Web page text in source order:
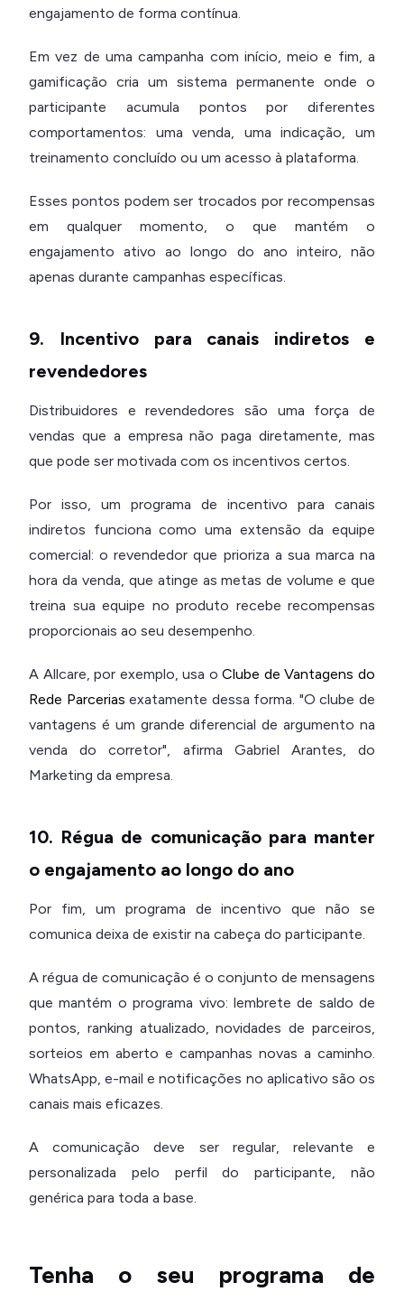
engajamento de forma contínua.
Em vez de uma campanha com início, meio e fim, a
gamificação cria um sistema permanente onde o
participante acumula pontos por diferentes
comportamentos: uma venda, uma indicação, um
treinamento concluído ou um acesso à plataforma.
Esses pontos podem ser trocados por recompensas
em qualquer momento, o que mantém o
engajamento ativo ao longo do ano inteiro, não
apenas durante campanhas específicas.
9. Incentivo para canais indiretos e
revendedores
Distribuidores e revendedores são uma força de
vendas que a empresa não paga diretamente, mas
que pode ser motivada com os incentivos certos.
Por isso, um programa de incentivo para canais
indiretos funciona como uma extensão da equipe
comercial: o revendedor que prioriza a sua marca na
hora da venda, que atinge as metas de volume e que
treina sua equipe no produto recebe recompensas
proporcionais ao seu desempenho.
A Allcare, por exemplo, usa o Clube de Vantagens do
Rede Parcerias exatamente dessa forma. "O clube de
vantagens é um grande diferencial de argumento na
venda do corretor", afirma Gabriel Arantes, do
Marketing da empresa.
10. Régua de comunicação para manter
o engajamento ao longo do ano
Por fim, um programa de incentivo que não se
comunica deixa de existir na cabeça do participante.
A régua de comunicação é o conjunto de mensagens
que mantém o programa vivo: lembrete de saldo de
pontos, ranking atualizado, novidades de parceiros,
sorteios em aberto e campanhas novas a caminho.
WhatsApp, e-mail e notificações no aplicativo são os
canais mais eficazes.
A comunicação deve ser regular, relevante e
personalizada pelo perfil do participante, não
genérica para toda a base.
Tenha o seu programa de